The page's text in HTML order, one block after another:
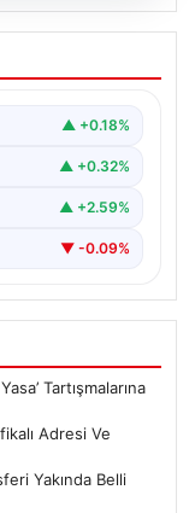
bağlantı
▲ +0.18%
▲ +0.32%
▲ +2.59%
▼ -0.09%
Tartışmalarına
Adresi Ve
Yakında Belli